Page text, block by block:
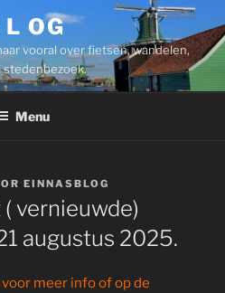
OG
vooral over fietsen, wandelen,
stedenbezoek.
Menu
EINNASBLOG
vernieuwde)
augustus 2025.
meer info of op de